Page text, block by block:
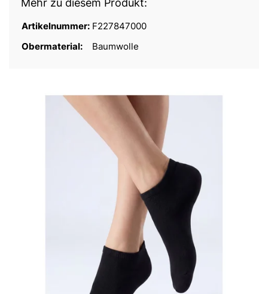
Mehr zu diesem Produkt:
Artikelnummer: F227847000
Obermaterial:
Baumwolle